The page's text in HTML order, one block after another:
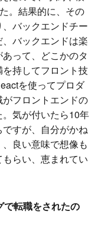
。結果的に、その
バックエンドチー
バックエンドは楽
って、どこかのタ
持してフロント技
を使ってプロダ
フロントエンドの
気が付いたら10年
すが、自分がかね
良い意味で想像も
らい、恵まれてい
転職をされたの